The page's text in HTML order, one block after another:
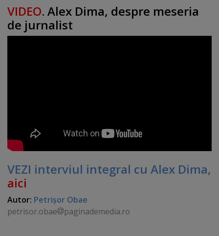
VIDEO. Alex Dima, despre meseria
de jurnalist
VEZI interviul integral cu Alex Dima,
aici
Autor: Petrişor Obae
petrisor.obae
paginademedia.ro